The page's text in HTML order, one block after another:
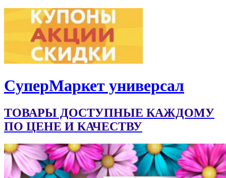
CуперМаркет универсал
ТОВАРЫ ДОСТУПНЫЕ КАЖДОМУ
ПО ЦЕНЕ И КАЧЕСТВУ